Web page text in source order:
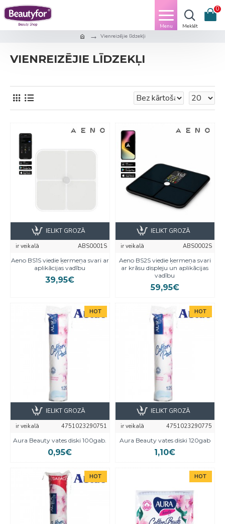
0
Vienreizējie līdzekļi
VIENREIZĒJIE LĪDZEKĻI
ir veikalā
ABS0001S
Aeno BS1S viedie ķermeņa svari ar
aplikācijas vadību
39,95€
IELIKT GROZĀ
ir veikalā
ABS0002S
Aeno BS2S viedie ķermeņa svari
ar krāsu displeju un aplikācijas
vadību
59,95€
IELIKT GROZĀ
HOT
ir veikalā
4751023290751
Aura Beauty vates diski 100gab.
0,95€
IELIKT GROZĀ
HOT
ir veikalā
4751023290775
Aura Beauty vates diski 120gab
1,10€
IELIKT GROZĀ
HOT HOT